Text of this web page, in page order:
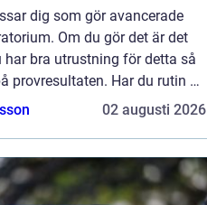
dig som gör avancerade
Om du gör det är det
bra utrustning för detta så
provresultaten. Har du rutin på
kolonner? Kolonner är små rör
02 augusti 2026